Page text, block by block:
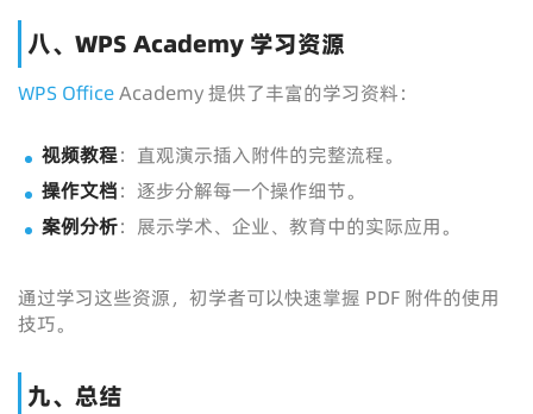
八、WPS Academy 学习资源
WPS OfficeAcademy 提供了丰富的学习资料：
视频教程：直观演示插入附件的完整流程。
操作文档：逐步分解每一个操作细节。
案例分析：展示学术、企业、教育中的实际应用。
通过学习这些资源，初学者可以快速掌握 PDF 附件的使用
技巧。
九、总结